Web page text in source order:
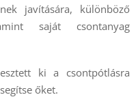
javítására, különböző
saját csontanyag
ki a csontpótlásra
őket.